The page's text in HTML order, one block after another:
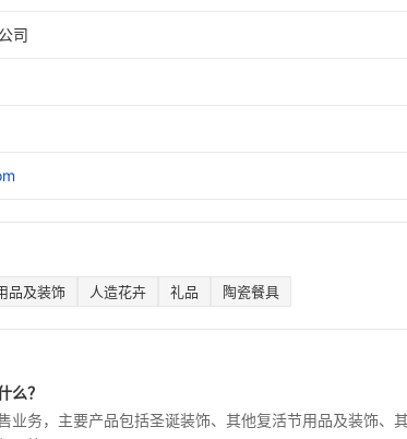
司
品及装饰 人造花卉 礼品 陶瓷餐具
么？
业务，主要产品包括圣诞装饰、其他复活节用品及装饰、